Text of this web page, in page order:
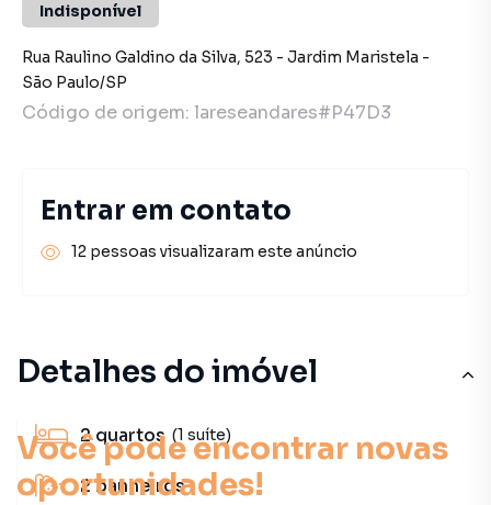
Você pode encontrar novas
oportunidades!
Detalhes do imóvel
2 quartos (1 suíte)
2banheiros
Indisponível
Rua Raulino Galdino da Silva, 523 - Jardim Maristela -
São Paulo/SP
Código de origem: lareseandares#P47D3
Entrar em contato
12 pessoas visualizaram este anúncio